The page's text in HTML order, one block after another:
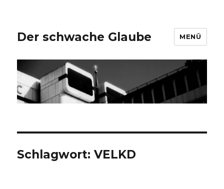
Der schwache Glaube MENÜ
Schlagwort:VELKD